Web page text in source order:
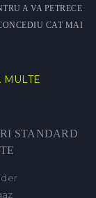
A VA PETRECE
CAT MAI
STANDARD